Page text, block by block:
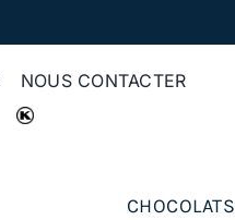
NOUS CONTACTER
CHOCOLATS